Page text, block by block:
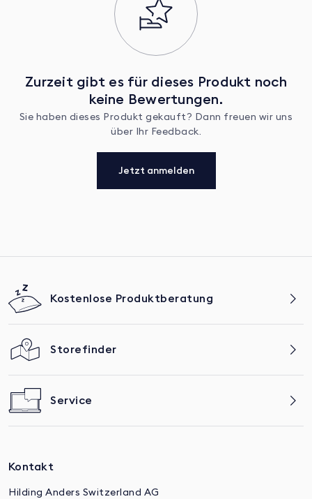
Zurzeit gibt es für dieses Produkt noch
keine Bewertungen.
Sie haben dieses Produkt gekauft? Dann freuen wir uns
über Ihr Feedback.
Jetzt anmelden
Kostenlose Produktberatung
Storefinder
Service
Kontakt
Hilding Anders Switzerland AG